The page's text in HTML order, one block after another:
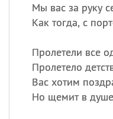
Мы вас за руку
Как тогда, с
Пролетели все
Пролетело
Вас хотим
Но щемит в